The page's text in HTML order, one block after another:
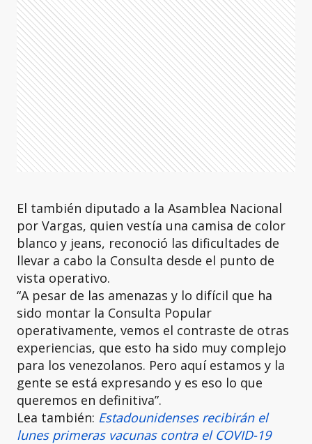
El también diputado a la Asamblea Nacional
por Vargas, quien vestía una camisa de color
blanco y jeans, reconoció las dificultades de
llevar a cabo la Consulta desde el punto de
vista operativo.
“A pesar de las amenazas y lo difícil que ha
sido montar la Consulta Popular
operativamente, vemos el contraste de otras
experiencias, que esto ha sido muy complejo
para los venezolanos. Pero aquí estamos y la
gente se está expresando y es eso lo que
queremos en definitiva”.
Lea también: Estadounidenses recibirán el
lunes primeras vacunas contra el COVID-19